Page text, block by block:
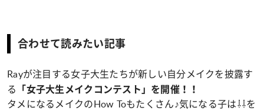
合わせて読みたい記事
Rayが注目する女子大生たちが新しい自分メイクを披露す
る
「女子大生メイクコンテスト」を開催！！
タメになるメイクのHow Toもたくさん♪気になる子は⇩⇩を